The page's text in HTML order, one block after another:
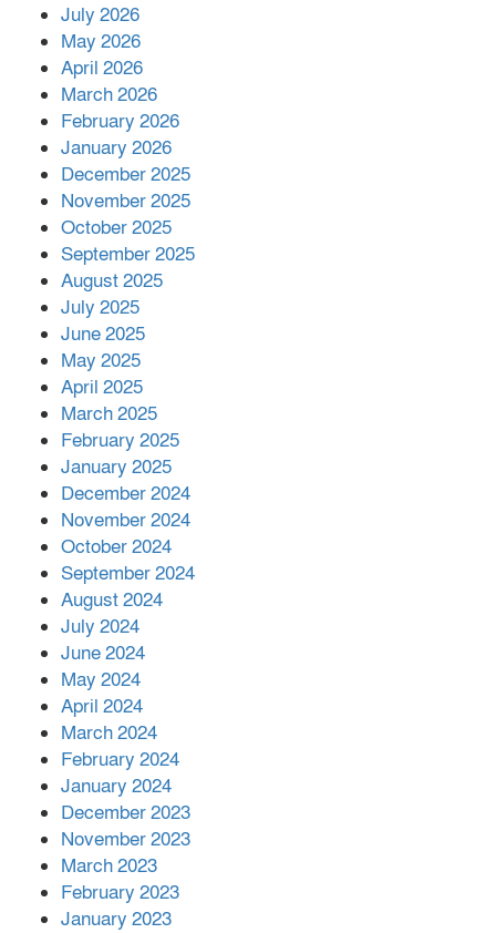
পর ফোন তারেক রহমানের,গ্যাস সঙ্কট
সহায়তা দিলেন সাচিং প্রু জেরী
July 2026
May 2026
April 2026
March 2026
February 2026
January 2026
December 2025
November 2025
October 2025
September 2025
August 2025
July 2025
June 2025
May 2025
April 2025
March 2025
February 2025
January 2025
December 2024
November 2024
October 2024
September 2024
August 2024
July 2024
June 2024
May 2024
April 2024
March 2024
February 2024
January 2024
December 2023
November 2023
March 2023
February 2023
January 2023